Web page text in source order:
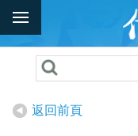
返回前頁